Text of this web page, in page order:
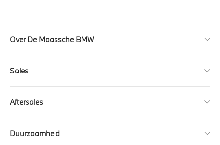
Over De Maassche BMW
Sales
Aftersales
Duurzaamheid